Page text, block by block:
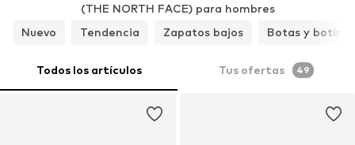
(THE NORTH FACE) para hombres
Nuevo
Tendencia Zapatos bajos Botas y botines
Todos los artículos Tus ofertas 49